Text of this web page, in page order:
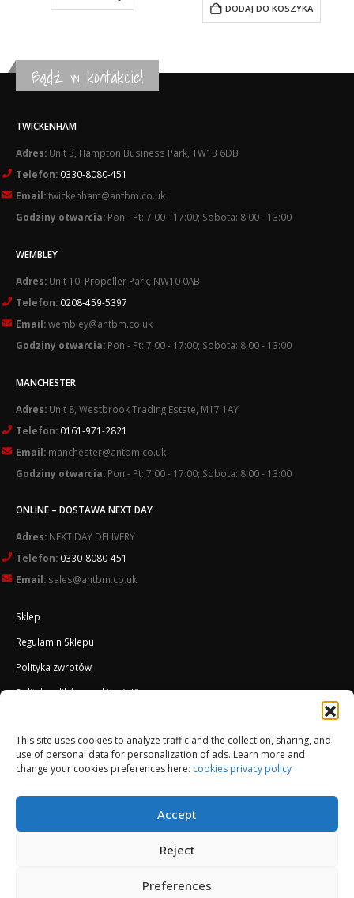
This site uses cookies to analyze traffic and the collection, sharing, and
use of personal data for personalization of ads. Learn more and
change your cookies preferences here: cookies privacy policy
Accept
Reject
Preferences
£50.21.£39.21.
DODAJ DO KOSZYKA
Bądź w kontakcie!
TWICKENHAM
Adres: Unit 3, Hampton Business Park, TW13 6DB
Telefon: 0330-8080-451
Email:twickenham@antbm.co.uk
Godziny otwarcia: Pon - Pt: 7:00 - 17:00; Sobota: 8:00 - 13:00
WEMBLEY
Adres: Unit 10, Propeller Park, NW10 0AB
Telefon: 0208-459-5397
Email:wembley@antbm.co.uk
Godziny otwarcia: Pon - Pt: 7:00 - 17:00; Sobota: 8:00 - 13:00
MANCHESTER
Adres: Unit 8, Westbrook Trading Estate, M17 1AY
Telefon: 0161-971-2821
Email: manchester@antbm.co.uk
Godziny otwarcia: Pon - Pt: 7:00 - 17:00; Sobota: 8:00 - 13:00
ONLINE – DOSTAWA NEXT DAY
Adres: NEXT DAY DELIVERY
Telefon: 0330-8080-451
Email: sales@antbm.co.uk
Sklep
Regulamin Sklepu
Polityka zwrotów
Polityka plików cookies (UK)
Docieplenie EWI ETICS